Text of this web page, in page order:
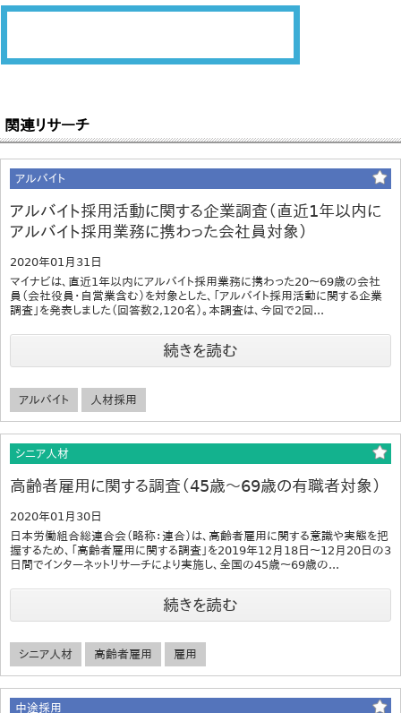
関連リサーチ
アルバイト
アルバイト採用活動に関する企業調査（直近1年以内に
アルバイト採用業務に携わった会社員対象）
2020年01月31日
マイナビは、直近1年以内にアルバイト採用業務に携わった20～69歳の会社
員（会社役員・自営業含む）を対象とした、「アルバイト採用活動に関する企業
調査」を発表しました（回答数2,120名）。本調査は、今回で2回...
続きを読む
アルバイト 人材採用
シニア人材
高齢者雇用に関する調査（45歳～69歳の有職者対象）
2020年01月30日
日本労働組合総連合会（略称：連合）は、高齢者雇用に関する意識や実態を把
握するため、「高齢者雇用に関する調査」を2019年12月18日～12月20日の3
日間でインターネットリサーチにより実施し、全国の45歳～69歳の...
続きを読む
シニア人材 高齢者雇用 雇用
中途採用